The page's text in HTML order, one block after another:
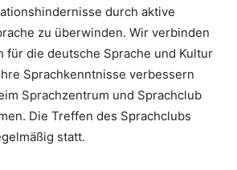
durch aktive
zu überwinden. Wir verbinden
für die deutsche Sprache und Kultur
Sprachkenntnisse verbessern
Sprachzentrum und Sprachclub
Die Treffen des Sprachclubs
statt.